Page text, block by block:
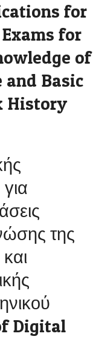
for
for
of
and Basic
History
της
Digital